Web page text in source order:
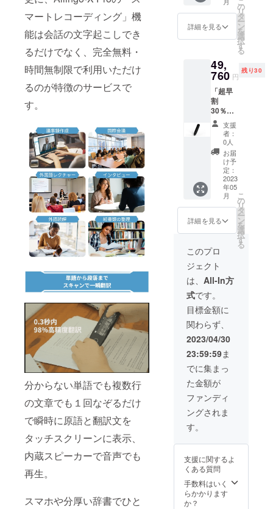
マートレコーディング」機
能は会話の文字起こしでき
るだけでなく、完全無料・
時間無制限で利用いただけ
るのが特徴のサービスで
す。
分からない単語でも複数行
の文章でも１回なぞるだけ
で瞬時に原語と翻訳文を
タッチスクリーンに表示、
内蔵スピーカーで音声でも
再生。
スマホや分厚い辞書でひと
す。予
めご了
承くだ
す。 ※
開発中
の製品
ザイ
ン・仕
部変更
になる
可能性
がござ
いま
す。 ご
注文状
況、使
用部材
の供給
状況、
製造工
程上の
都合等
期が遅
合がご
ざいま
めご了
承くだ
さい。
書×1 ・
USB-C
充電
ケーブ
さ：
50CM）
※送料込
み、税
込価格
です。
※通常価
格は
35,880
円とな
りま
す。 ※
開発中
の製品
につき
まして
は、デ
様が一
になる
可能性
がござ
いま
す。 ご
注文状
況、使
用部材
状況、
製造工
程上の
都合等
により
出荷時
期が遅
ざいま
す。予
めご了
承くだ
さい。
詳細を見る
の
リ
タ
ー
ン
を
選
択
す
る
49,
760 円
残り30
「超早
割
30％OF
F」
Allingo-
X Pro×2
・
Allingo-
X Pro本
体×2 ・
日本語
説明書
×2 ・
USB-C
充電
ル
×2（長
さ：
50cm）
※送料込
み、税
込価格
です。
※通常価
格は
71,760
円とな
りま
す。 ※
開発中
の製品
につき
まして
ン・仕
部変更
になる
可能性
がござ
支援
者：
0人
お届
け予
定：
2023
年05
月
詳細を見る
こ
の
リ
タ
ー
ン
を
選
択
す
る
このプロ
ジェクト
は、 All-In方
式です。
目標金額に
関わらず、
2023/04/30
23:59:59ま
でに集まっ
た金額が
ファンディ
ングされま
す。
支援に関するよ
くある質問
手数料はいく
らかかります
か？